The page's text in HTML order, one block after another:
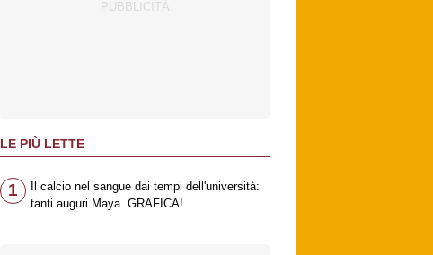
LE PIÙ LETTE
1
Il calcio nel sangue dai tempi dell'università:
tanti auguri Maya. GRAFICA!